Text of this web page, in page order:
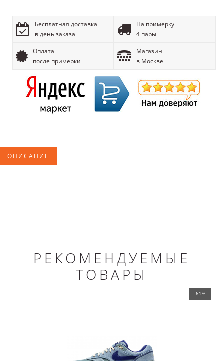
Бесплатная доставка
в день заказа
На примерку
4 пары
Оплата
после примерки
Магазин
в Москве
ОПИСАНИЕ
РЕКОМЕНДУЕМЫЕ
ТОВАРЫ
-61%